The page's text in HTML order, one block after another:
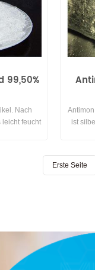
99,50%
Nach
leicht feucht
ist
Erste Seite